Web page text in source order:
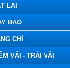
LAI
BAO
CHỈ
VẢI - TRẢI VẢI